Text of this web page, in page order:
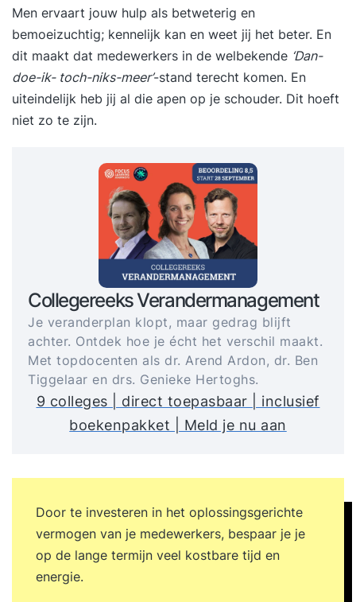
Men ervaart jouw hulp als betweterig en
bemoeizuchtig; kennelijk kan en weet jij het beter. En
dit maakt dat medewerkers in de welbekende ‘Dan-
doe-ik- toch-niks-meer’-stand terecht komen. En
uiteindelijk heb jij al die apen op je schouder. Dit hoeft
niet zo te zijn.
Collegereeks Verandermanagement
Je veranderplan klopt, maar gedrag blijft
achter. Ontdek hoe je écht het verschil maakt.
Met topdocenten als dr. Arend Ardon, dr. Ben
Tiggelaar en drs. Genieke Hertoghs.
9 colleges | direct toepasbaar | inclusief
boekenpakket | Meld je nu aan
Door te investeren in het oplossingsgerichte
vermogen van je medewerkers, bespaar je je
op de lange termijn veel kostbare tijd en
energie.